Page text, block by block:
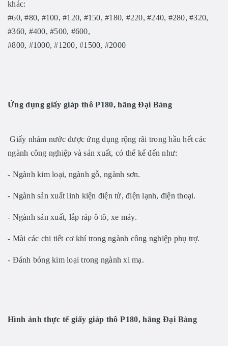
khác:
#60, #80, #100, #120, #150, #180, #220, #240, #280, #320,
#360, #400, #500, #600,
#800, #1000, #1200, #1500, #2000
Ứng dụnggiấy giáp thô P180, hãng Đại Bàng
Giấy nhám nước được ứng dụng rộng rãi trong hầu hết các
ngành công nghiệp và sản xuất, có thể kể đến như:
- Ngành kim loại, ngành gỗ, ngành sơn.
- Ngành sản xuất linh kiện điện tử, điện lạnh, điện thoại.
- Ngành sản xuất, lắp ráp ô tô, xe máy.
- Mài các chi tiết cơ khí trong ngành công nghiệp phụ trợ.
- Đánh bóng kim loại trong ngành xi mạ.
Hình ảnh thực tếgiấy giáp thô P180, hãng Đại Bàng